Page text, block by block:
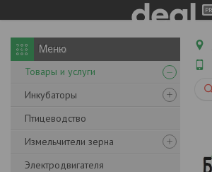
Товары и услуги
Инкубаторы
Птицеводство
Измельчители зерна
Электродвигателя